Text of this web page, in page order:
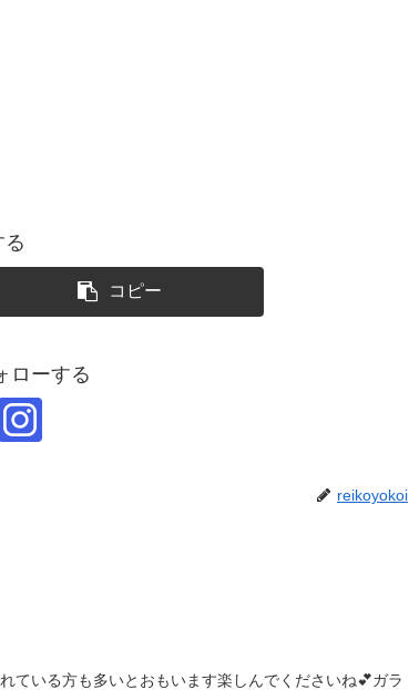
る
コピー
ローする
reikoyokoi
ている方も多いとおもいます楽しんでくださいね💕ガラ